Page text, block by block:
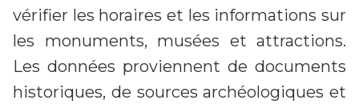
vérifier les horaires et les informations sur
les monuments, musées et attractions.
Les données proviennent de documents
historiques, de sources archéologiques et